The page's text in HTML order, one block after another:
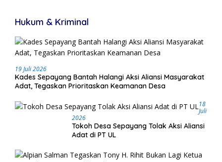
Hukum & Kriminal
19 Juli 2026
Kades Sepayang Bantah Halangi Aksi Aliansi Masyarakat
Adat, Tegaskan Prioritaskan Keamanan Desa
18
Juli
2026
Tokoh Desa Sepayang Tolak Aksi Aliansi
Adat di PT UL